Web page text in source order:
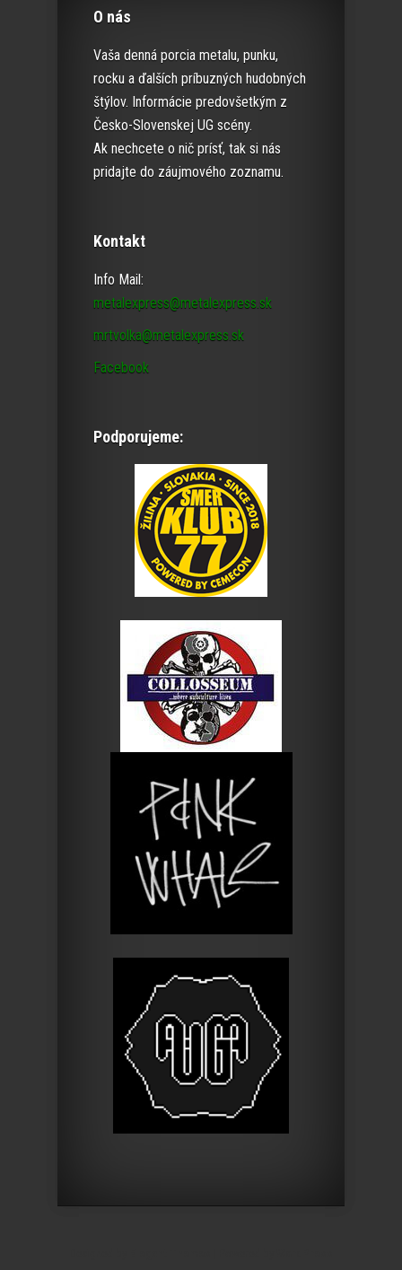
O nás
Vaša denná porcia metalu, punku,
rocku a ďalších príbuzných hudobných
štýlov. Informácie predovšetkým z
Česko-Slovenskej UG scény.
Ak nechcete o nič prísť, tak si nás
pridajte do záujmového zoznamu.
Kontakt
Info Mail:
metalexpress@metalexpress.sk
mrtvolka@metalexpress.sk
Facebook
Podporujeme: